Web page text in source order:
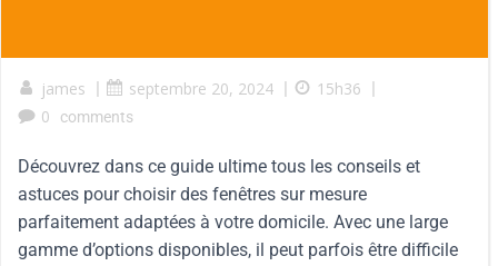
james | septembre 20, 2024 | 15h36 |
0
comments
Découvrez dans ce guide ultime tous les conseils et
astuces pour choisir des fenêtres sur mesure
parfaitement adaptées à votre domicile. Avec une large
gamme d’options disponibles, il peut parfois être difficile